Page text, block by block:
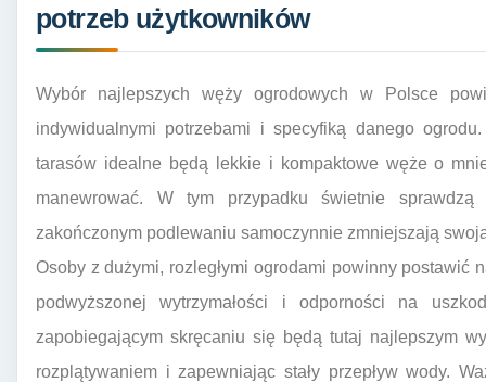
potrzeb użytkowników
Wybór najlepszych węży ogrodowych w Polsce
indywidualnymi potrzebami i specyfiką danego
tarasów idealne będą lekkie i kompaktowe węże o
manewrować. W tym przypadku świetnie
zakończonym podlewaniu samoczynnie zmniejszają
Osoby z dużymi, rozległymi ogrodami powinny postawić
podwyższonej wytrzymałości i odporności na
zapobiegającym skręcaniu się będą tutaj najlepszym
rozplątywaniem i zapewniając stały przepływ wody.